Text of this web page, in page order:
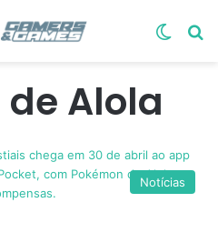
Alola
Notícias